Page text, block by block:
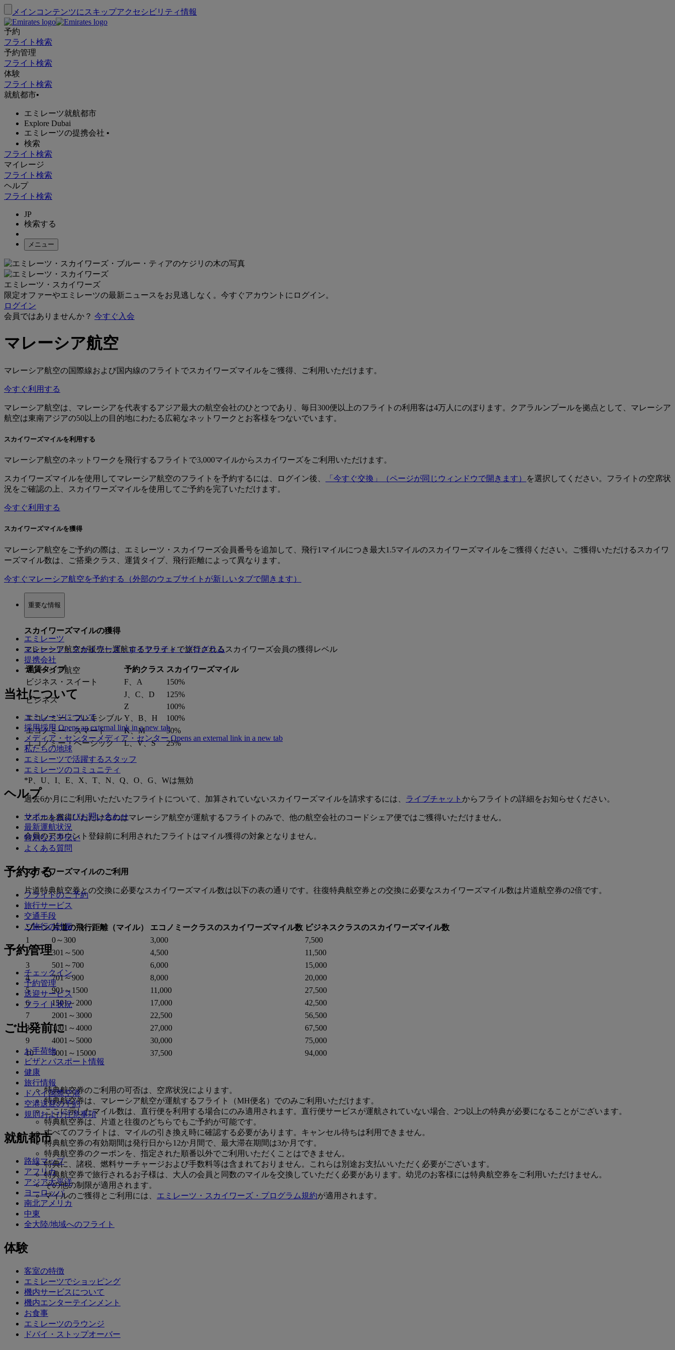
メインコンテンツにスキップアクセシビリティ情報
予約
フライト検索
予約管理
フライト検索
体験
フライト検索
就航都市•
エミレーツ就航都市
Explore Dubai
エミレーツの提携会社 •
検索
フライト検索
マイレージ
フライト検索
ヘルプ
フライト検索
JP
検索する
メニュー
エミレーツ・スカイワーズ
限定オファーやエミレーツの最新ニュースをお見逃しなく。今すぐアカウントにログイン。
ログイン
会員ではありませんか？ 今すぐ入会
マレーシア航空
マレーシア航空の国際線および国内線のフライトでスカイワーズマイルをご獲得、ご利用いただけます。
今すぐ利用する
マレーシア航空は、マレーシアを代表するアジア最大の航空会社のひとつであり、毎日300便以上のフライトの利用客は4万人にのぼります。クアラルンプールを拠点として、マレーシア
航空は東南アジアの50以上の目的地にわたる広範なネットワークとお客様をつないでいます。
スカイワーズマイルを利用する
マレーシア航空のネットワークを飛行するフライトで3,000マイルからスカイワーズをご利用いただけます。
スカイワーズマイルを使用してマレーシア航空のフライトを予約するには、ログイン後、 「今すぐ交換」 （ページが同じウィンドウで開きます）
を選択してください。フライトの空席状
況をご確認の上、スカイワーズマイルを使用してご予約を完了いただけます。
今すぐ利用する
スカイワーズマイルを獲得
マレーシア航空をご予約の際は、エミレーツ・スカイワーズ会員番号を追加して、飛行1マイルにつき最大1.5マイルのスカイワーズマイルをご獲得ください。ご獲得いただけるスカイワ
ーズマイル数は、ご搭乗クラス、運賃タイプ、飛行距離によって異なります。
今すぐマレーシア航空を予約する （外部のウェブサイトが新しいタブで開きます）
重要な情報
スカイワーズマイルの獲得
マレーシア航空が販売し運航するフライトで旅行されるスカイワーズ会員の獲得レベル
運賃タイプ 予約クラス スカイワーズマイル
ビジネス・スイート
F、A 150%
ビジネス
J、C、D
125%
Z
100%
エコノミー・フレキシブル Y、B、H
100%
エコノミー・スマート
K、M
50%
エコノミー・ベーシック
L、V、S 25%
*P、U、I、E、X、T、N、Q、O、G、Wは無効
過去6か月にご利用いただいたフライトについて、加算されていないスカイワーズマイルを請求するには、 ライブチャット からフライトの詳細をお知らせください。
マイルを獲得いただけるのはマレーシア航空が運航するフライトのみで、他の航空会社のコードシェア便ではご獲得いただけません。
会員のアカウント登録前に利用されたフライトはマイル獲得の対象となりません。
スカイワーズマイルのご利用
片道特典航空券との交換に必要なスカイワーズマイル数は以下の表の通りです。往復特典航空券との交換に必要なスカイワーズマイル数は片道航空券の2倍です。
ゾーン 片道の飛行距離（マイル） エコノミークラスのスカイワーズマイル数 ビジネスクラスのスカイワーズマイル数
1
0～300 3,000
7,500
2
301～500 4,500
11,500
3
501～700 6,000
15,000
4
701～900 8,000
20,000
5
901～1500 11,000
27,500
6
1501～2000 17,000
42,500
7
2001～3000 22,500
56,500
8
3001～4000 27,000
67,500
9
4001～5000 30,000
75,000
10
5001～15000 37,500 94,000
特典航空券のご利用の可否は、空席状況によります。
特典航空券は、マレーシア航空が運航するフライト（MH便名）でのみご利用いただけます。
ここに示したマイル数は、直行便を利用する場合にのみ適用されます。直行便サービスが運航されていない場合、2つ以上の特典が必要になることがございます。
特典航空券は、片道と往復のどちらでもご予約が可能です。
すべてのフライトは、マイルの引き換え時に確認する必要があります。キャンセル待ちは利用できません。
特典航空券の有効期間は発行日から12か月間で、最大滞在期間は3か月です。
特典航空券のクーポンを、指定された順番以外でご利用いただくことはできません。
特典に、諸税、燃料サーチャージおよび手数料等は含まれておりません。これらは別途お支払いいただく必要がございます。
特典航空券で旅行されるお子様は、大人の会員と同数のマイルを交換していただく必要があります。幼児のお客様には特典航空券をご利用いただけません。
その他の制限が適用されます。
マイルのご獲得とご利用には、 エミレーツ・スカイワーズ・プログラム規約が適用されます。
エミレーツ
エミレーツ・スカイワーズ・ロイヤリティ・プログラム
提携会社
マレーシア航空
当社について
エミレーツについて
採用採用 Opens an external link in a new tab
メディア・センター メディア・センター Opens an external link in a new tab
私たちの地球
エミレーツで活躍するスタッフ
エミレーツのコミュニティ
ヘルプ
サポートおよびお問い合わせ
最新運航状況
特別なお手伝い
よくある質問
予約する
フライトのご予約
旅行サービス
交通手段
ご旅行の計画
予約管理
チェックイン
予約管理
送迎サービス
フライト状況
ご出発前に
お手荷物
ビザとパスポート情報
健康
旅行情報
ドバイ国際空港
空港送迎の予約
規則および注意事項
就航都市
路線マップ
アフリカ
アジア太平洋
ヨーロッパ
南北アメリカ
中東
全大陸/地域へのフライト
体験
客室の特徴
エミレーツでショッピング
機内サービスについて
機内エンターテインメント
お食事
エミレーツのラウンジ
ドバイ・ストップオーバー